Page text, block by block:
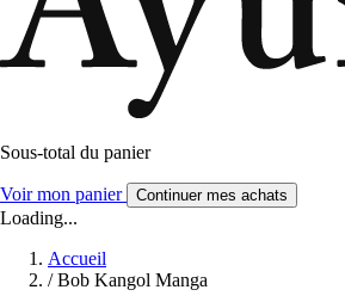
Sous-total du panier
Voir mon panier Continuer mes achats
Loading...
Accueil
/ Bob Kangol Manga